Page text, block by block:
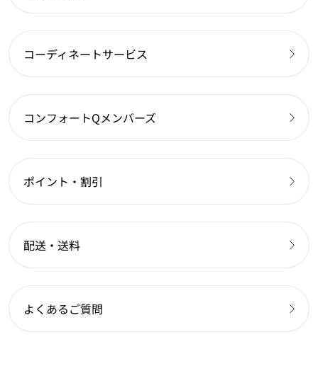
コーディネートサービス
コンフォートQメンバーズ
ポイント・割引
配送・送料
よくあるご質問